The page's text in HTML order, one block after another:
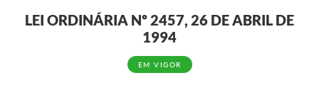
LEI ORDINÁRIA Nº 2457, 26 DE ABRIL DE
1994
EM VIGOR